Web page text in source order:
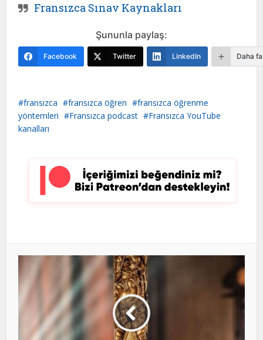
Fransızca Sınav Kaynakları
Şununla paylaş:
Facebook Twitter LinkedIn Daha
fransızca fransızca öğren
fransızca öğrenme
yöntemleri
Fransızca podcast
Fransızca YouTube
kanalları